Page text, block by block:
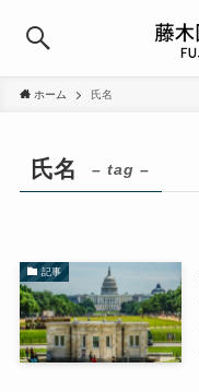
ホーム 氏名
氏名 – tag –
記事